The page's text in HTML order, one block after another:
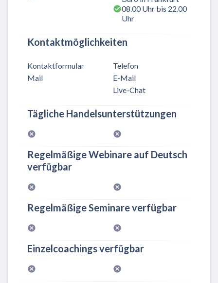
08.00 Uhr bis 22.00
Uhr
Kontaktmöglichkeiten
Kontaktformular
Mail
Telefon
E-Mail
Live-Chat
Tägliche Handelsunterstützungen
Regelmäßige Webinare auf Deutsch
verfügbar
Regelmäßige Seminare verfügbar
Einzelcoachings verfügbar